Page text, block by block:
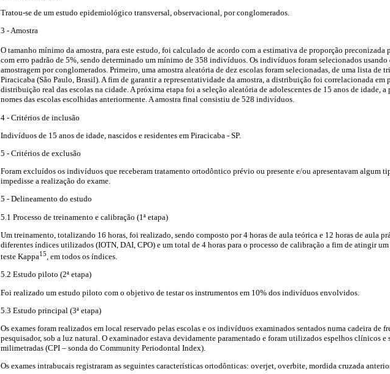
Tratou-se de um estudo epidemiológico transversal, observacional, por conglomerados.
3 - Amostra
O tamanho mínimo da amostra, para este estudo, foi calculado de acordo com a estimativa de proporção preconizada
com erro padrão de 5%, sendo determinado um mínimo de 358 indivíduos. Os indivíduos foram selecionados usando
amostragem por conglomerados. Primeiro, uma amostra aleatória de dez escolas foram selecionadas, de uma lista de
Piracicaba (São Paulo, Brasil). A fim de garantir a representatividade da amostra, a distribuição foi correlacionada em
distribuição real das escolas na cidade. A próxima etapa foi a seleção aleatória de adolescentes de 15 anos de idade, a
nomes das escolas escolhidas anteriormente. A amostra final consistiu de 528 indivíduos.
4 - Critérios de inclusão
Indivíduos de 15 anos de idade, nascidos e residentes em Piracicaba - SP.
5 - Critérios de exclusão
Foram excluídos os indivíduos que receberam tratamento ortodôntico prévio ou presente e/ou apresentavam algum
impedisse a realização do exame.
5 - Delineamento do estudo
5.1 Processo de treinamento e calibração (1ª etapa)
Um treinamento, totalizando 16 horas, foi realizado, sendo composto por 4 horas de aula teórica e 12 horas de aula
diferentes índices utilizados (IOTN, DAI, CPO) e um total de 4 horas para o processo de calibração a fim de atingir um
teste Kappa15, em todos os índices.
5.2 Estudo piloto (2ª etapa)
Foi realizado um estudo piloto com o objetivo de testar os instrumentos em 10% dos indivíduos envolvidos.
5.3 Estudo principal (3ª etapa)
Os exames foram realizados em local reservado pelas escolas e os indivíduos examinados sentados numa cadeira de
pesquisador, sob a luz natural. O examinador estava devidamente paramentado e foram utilizados espelhos clínicos e
milimetradas (CPI – sonda do Community Periodontal Index).
Os exames intrabucais registraram as seguintes características ortodônticas: overjet, overbite, mordida cruzada